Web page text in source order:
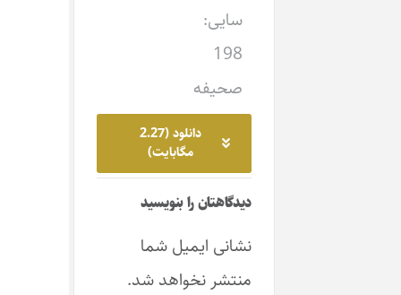
سایی:
198
صحیفه
دانلود (2.27
مگابایت)
دیدگاهتان را بنویسید
نشانی ایمیل شما
منتشر نخواهد شد.